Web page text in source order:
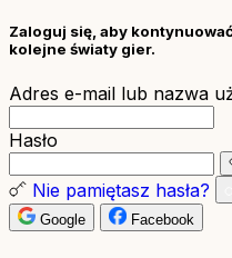
Zaloguj się, aby
kolejne światy gier.
Adres e-mail lub nazwa
Hasło
Nie pamiętasz hasła?
Google
Facebook